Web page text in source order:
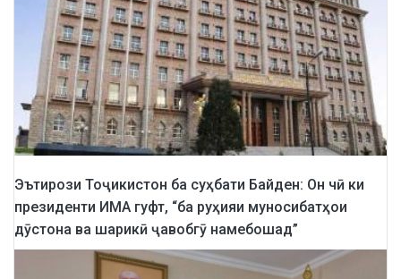
Эътирози Тоҷикистон ба суҳбати Байден: Он чӣ ки
президенти ИМА гуфт, “ба руҳияи муносибатҳои
дӯстона ва шарикӣ ҷавобгӯ намебошад”